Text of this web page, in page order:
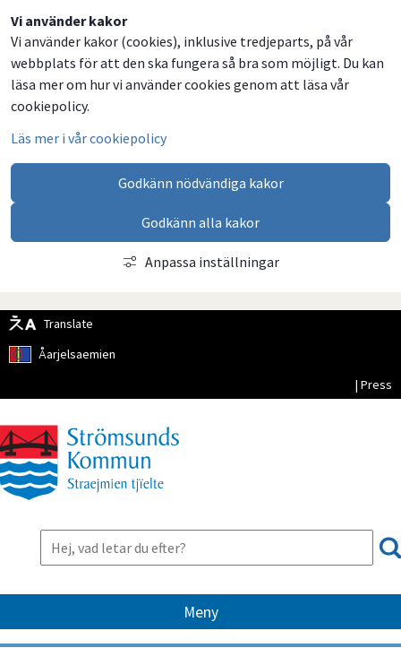
Vi använder kakor
Vi använder kakor (cookies), inklusive tredjeparts, på vår
webbplats för att den ska fungera så bra som möjligt. Du kan
läsa mer om hur vi använder cookies genom att läsa vår
cookiepolicy.
Läs mer i vår cookiepolicy
Godkänn nödvändiga kakor
Godkänn alla kakor
Anpassa inställningar
Translate
Åarjelsaemien
| Press
Meny
Dela
på
Facebook
Dela
på
Twitter
Dela
på
LinkedIn
Dela
via
email